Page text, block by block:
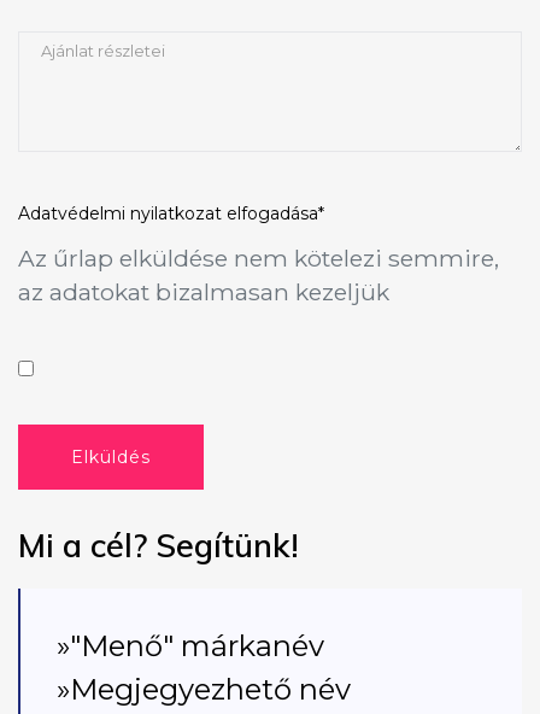
Adatvédelmi nyilatkozat elfogadása*
Az űrlap elküldése nem kötelezi semmire,
az adatokat bizalmasan kezeljük
Elküldés
Mi a cél? Segítünk!
»"Menő" márkanév
»Megjegyezhető név